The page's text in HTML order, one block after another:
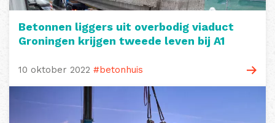
Betonnen liggers uit overbodig viaduct
Groningen krijgen tweede leven bij A1
10 oktober 2022 #betonhuis